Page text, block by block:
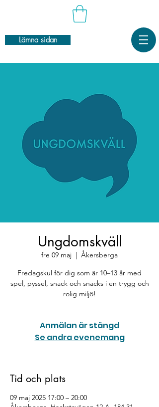
Lämna sidan
Ungdomskväll
fre 09 maj
  |
Åkersberga
Fredagskul för dig som är 10–13 år med
spel, pyssel, snack och snacks i en trygg och
rolig miljö!
Anmälan är stängd
Se andra evenemang
Tid och plats
09 maj 2025 17:00 – 20:00